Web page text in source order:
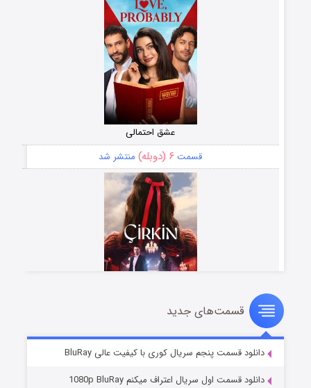
عشق احتمالی
قسمت ۶ (دوبله) منتشر شد
سریال زشت
قسمت۵ (زیرنویس) منتشر شد
قسمت‌های جدید
دانلود قسمت پنجم سریال کوری با کیفیت عالی BluRay
دانلود قسمت اول سریال اعتراف میکنم 1080p BluRay